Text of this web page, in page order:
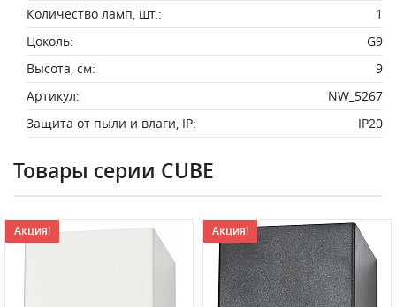
Количество ламп, шт.:
1
Цоколь:
G9
Высота, см:
9
Артикул:
NW_5267
Защита от пыли и влаги, IP:
IP20
Товары серии CUBE
Акция! Акция!